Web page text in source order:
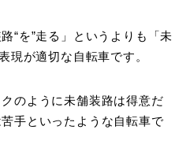
“を”走る」というよりも「未
現が適切な自転車です。
のように未舗装路は得意だ
手といったような自転車で